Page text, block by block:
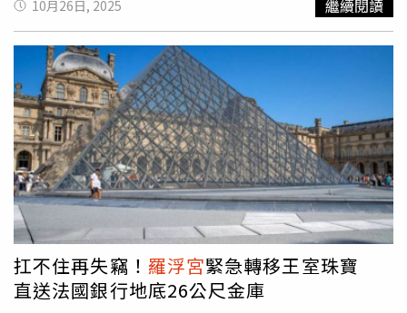
巴黎警方成功攔下。另一名嫌犯也在稍晚於巴黎北部近郊的
塞納-聖但尼省（Seine-Saint-Denis）落網，據稱他當時正打
算前往西非國家馬利（Mali）。巴黎檢察官蘿芮‧貝庫歐
（Laure Beccuau）今日證實了這項報導，但批評媒體過早
揭露這起事件，將對追回失竊珠寶及逮捕其餘竊嫌造成阻
礙。上週日，4名竊賊在光天化日之下佯裝維修工人，手持
電動工具、乘坐機械升降機破窗闖入羅浮宮的阿波羅展廳
（Gallery of Apollo），竊取了8件來自法國皇室、價值
1.02億美元的珠寶，包括拿破崙三世皇后歐仁妮（Empress
Eugenie）的鑽石胸針、項鍊及王冠等無價文物。羅浮宮館
長勞倫斯‧德卡爾斯（Laurence des Cars）在參議院聽證
會上表示，博物館週邊監控不足，尤其是竊賊闖入的窗戶完
全沒有被閉路電視覆蓋。她指出，羅浮宮部分區域的安全設
備過於老舊，無法應對現代化犯罪手法，「我們沒有足夠早
10月26日, 2025 繼續閱讀
扛不住再失竊！ 羅浮宮緊急轉移王室珠寶
直送法國銀行地底26公尺金庫